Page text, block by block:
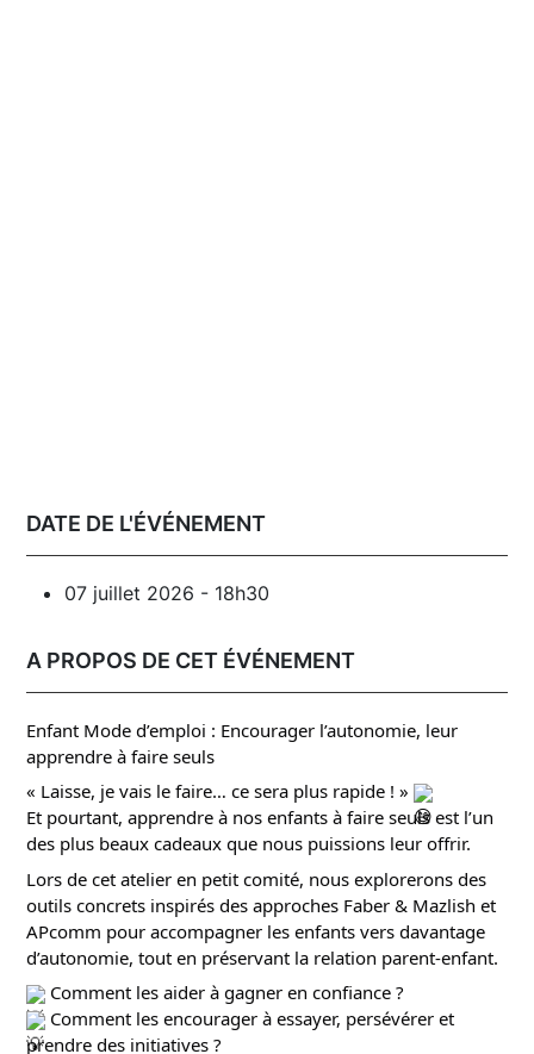
DATE DE L'ÉVÉNEMENT
07 juillet 2026 - 18h30
A PROPOS DE CET ÉVÉNEMENT
Enfant Mode d’emploi : Encourager l’autonomie, leur
apprendre à faire seuls
« Laisse, je vais le faire… ce sera plus rapide ! »
Et pourtant, apprendre à nos enfants à faire seuls est l’un
des plus beaux cadeaux que nous puissions leur offrir.
Lors de cet atelier en petit comité, nous explorerons des
outils concrets inspirés des approches Faber & Mazlish et
APcomm pour accompagner les enfants vers davantage
d’autonomie, tout en préservant la relation parent-enfant.
Comment les aider à gagner en confiance ?
Comment les encourager à essayer, persévérer et
prendre des initiatives ?